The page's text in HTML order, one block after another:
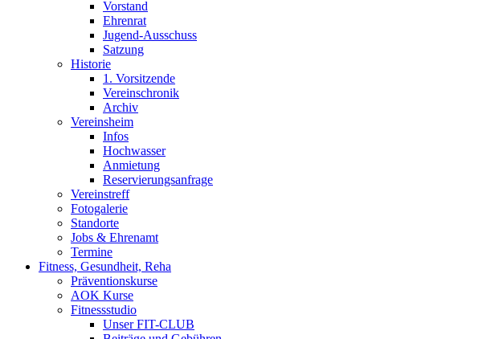
Vorstand
Ehrenrat
Jugend-Ausschuss
Satzung
Historie
1. Vorsitzende
Vereinschronik
Archiv
Vereinsheim
Infos
Hochwasser
Anmietung
Reservierungsanfrage
Vereinstreff
Fotogalerie
Standorte
Jobs & Ehrenamt
Termine
Fitness, Gesundheit, Reha
Präventionskurse
AOK Kurse
Fitnessstudio
Unser FIT-CLUB